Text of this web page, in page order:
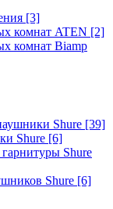
[3]
комнат ATEN [2]
комнат Biamp
Shure [39]
Shure [6]
Shure
Shure [6]